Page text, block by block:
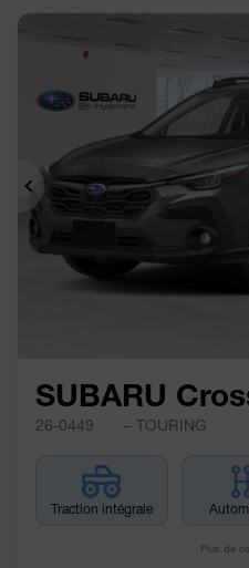
Précédent
SUBARU
26-0449 – TOURING
Traction intégrale
Plus de